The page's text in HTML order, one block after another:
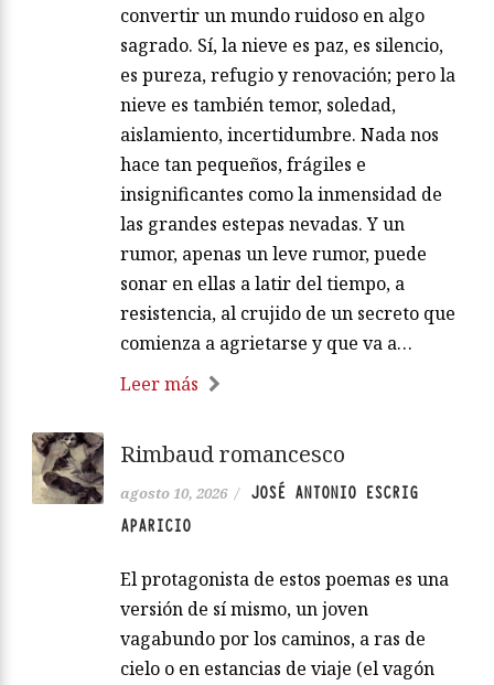
convertir un mundo ruidoso en algo
sagrado. Sí, la nieve es paz, es silencio,
es pureza, refugio y renovación; pero la
nieve es también temor, soledad,
aislamiento, incertidumbre. Nada nos
hace tan pequeños, frágiles e
insignificantes como la inmensidad de
las grandes estepas nevadas. Y un
rumor, apenas un leve rumor, puede
sonar en ellas a latir del tiempo, a
resistencia, al crujido de un secreto que
comienza a agrietarse y que va a…
Leer más
Rimbaud romancesco
agosto 10, 2026 /
JOSÉ ANTONIO ESCRIG
APARICIO
El protagonista de estos poemas es una
versión de sí mismo, un joven
vagabundo por los caminos, a ras de
cielo o en estancias de viaje (el vagón